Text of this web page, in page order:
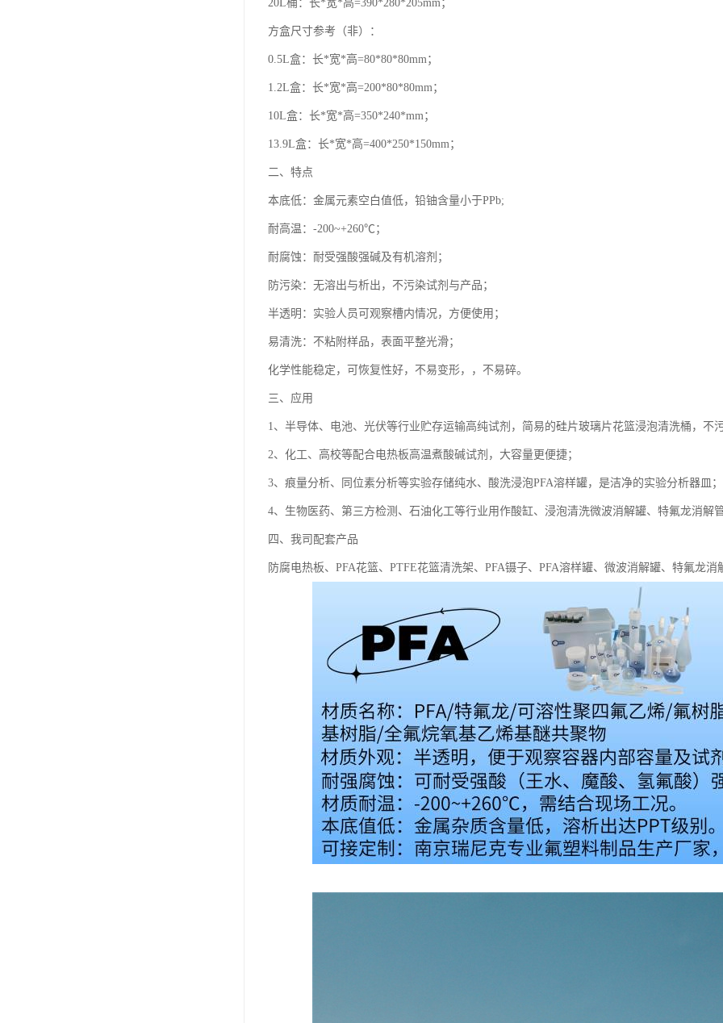
20L桶：长*宽*高=390*280*205mm；
方盒尺寸参考（非）：
0.5L盒：长*宽*高=80*80*80mm；
1.2L盒：长*宽*高=200*80*80mm；
10L盒：长*宽*高=350*240*mm；
13.9L盒：长*宽*高=400*250*150mm；
二、特点
本底低：金属元素空白值低，铅铀含量小于PPb;
耐高温：-200~+260℃；
耐腐蚀：耐受强酸强碱及有机溶剂；
防污染：无溶出与析出，不污染试剂与产品；
半透明：实验人员可观察槽内情况，方便使用；
易清洗：不粘附样品，表面平整光滑；
化学性能稳定，可恢复性好，不易变形，，不易碎。
三、应用
1、半导体、电池、光伏等行业贮存运输高纯试剂，简易的硅片玻璃片花篮浸泡清洗桶，不
2、化工、高校等配合电热板高温煮酸碱试剂，大容量更便捷；
3、痕量分析、同位素分析等实验存储纯水、酸洗浸泡PFA溶样罐，是洁净的实验分析器皿；
4、生物医药、第三方检测、石油化工等行业用作酸缸、浸泡清洗微波消解罐、特氟龙消解
四、我司配套产品
防腐电热板、PFA花篮、PTFE花篮清洗架、PFA镊子、PFA溶样罐、微波消解罐、特氟龙消